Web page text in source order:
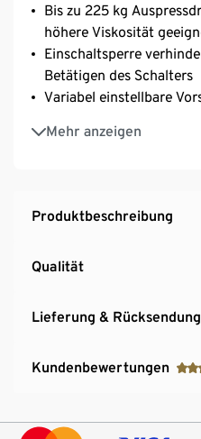
Bis zu 225 kg
höhere Viskosität
Einschaltsperre
Betätigen des Schalters
Variabel einstellbare
Mehr anzeigen
Integrierter Dorn zum
Kartuschenöffnungen
Akku und Ladegerät
Produktbeschreibung
Qualität
Lieferung & Rücksendung
Kundenbewertungen